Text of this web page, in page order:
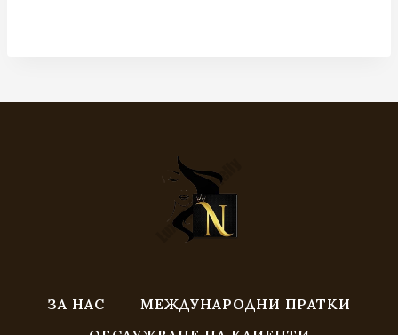
255.13 €
ЗА НАС
МЕЖДУНАРОДНИ ПРАТКИ